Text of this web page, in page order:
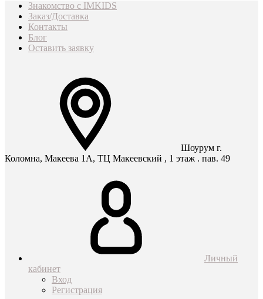
Знакомство с IMKIDS
Заказ/Доставка
Контакты
Блог
Оставить заявку
Шоурум г.
Коломна, Макеева 1А, ТЦ Макеевский , 1 этаж . пав. 49
Личный
кабинет
Вход
Регистрация